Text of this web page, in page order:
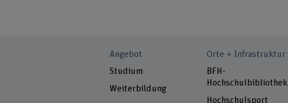
Angebot
Studium
Weiterbildung
Orte + Infrastruktur
BFH-
Hochschulbibliothek
Hochschulsport